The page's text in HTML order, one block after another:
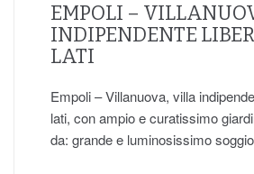
EMPOLI –
INDIPENDENTE
LATI
Empoli – Villanuova, villa
lati, con ampio e curatissimo
da: grande e luminosissimo